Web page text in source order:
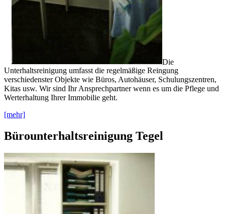
Die
Unterhaltsreinigung umfasst die regelmäßige Reingung
verschiedenster Objekte wie Büros, Autohäuser, Schulungszentren,
Kitas usw. Wir sind Ihr Ansprechpartner wenn es um die Pflege und
Werterhaltung Ihrer Immobilie geht.
[mehr]
Bürounterhaltsreinigung Tegel